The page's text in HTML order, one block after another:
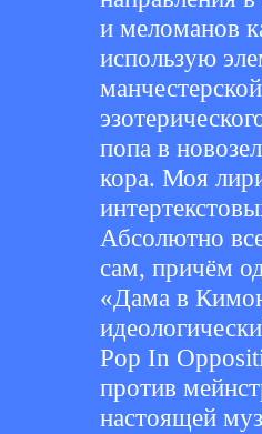
и меломанов
использую
попа в
кора. Моя
Абсолютно
сам, причём
«Дама в
Pop In
против
настоящей